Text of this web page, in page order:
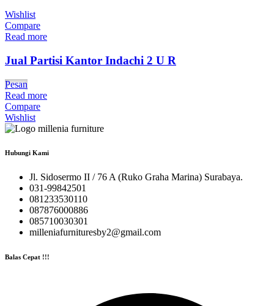
Wishlist
Compare
Read more
Jual Partisi Kantor Indachi 2 U R
Pesan
Read more
Compare
Wishlist
Hubungi Kami
Jl. Sidosermo II / 76 A (Ruko Graha Marina) Surabaya.
031-99842501
081233530110
087876000886
085710030301
milleniafurnituresby2@gmail.com
Balas Cepat !!!